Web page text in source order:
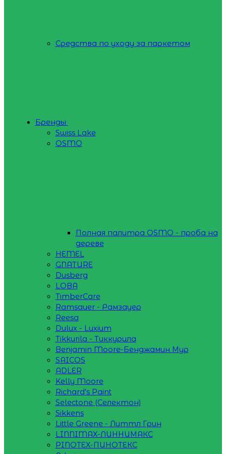
Средства по уходу за паркетом
Бренды
Swiss Lake
OSMO
Полная палитра OSMO - проба на
дереве
HEMEL
GNATURE
Dusberg
LOBA
TimberCare
Ramsauer - Рамзауер
Reesa
Dulux - Luxium
Tikkurila - Тиккурила
Benjamin Moore-Бенджамин Мур
SAICOS
ADLER
Kelly Moore
Richard's Paint
Selectone (Селектон)
Sikkens
Little Greene - Литтл Грин
LINNIMAX-ЛИННИМАКС
PINOTEX-ПИНОТЕКС